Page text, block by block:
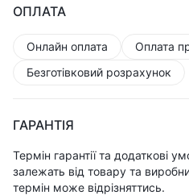
ОПЛАТА
Онлайн оплата
Оплата
Безготівковий розрахунок
ГАРАНТІЯ
Термін гарантії та додаткові
залежать від товару та
термін може відрізняттись.